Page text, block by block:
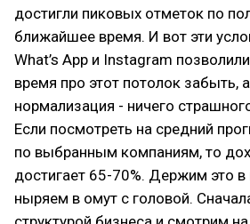
достигли пиковых отметок по
ближайшее время. И вот эти
What’s App и Instagram
время про этот потолок забыть,
нормализация - ничего
Если посмотреть на средний
по выбранным компаниям, то
достигает 65-70%. Держим это в
ныряем в омут с головой.